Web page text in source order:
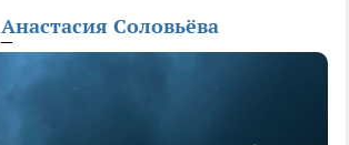
Анастасия Соловьёва